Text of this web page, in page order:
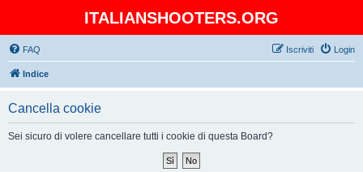
ITALIANSHOOTERS.ORG
FAQ Login
Iscriviti
Indice
Cancella cookie
Sei sicuro di volere cancellare tutti i cookie di questa Board?